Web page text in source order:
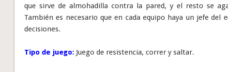
que sirve de almohadilla contra la pared, y el resto se
También es necesario que en cada equipo haya un jefe del
decisiones.
Tipo de juego: Juego de resistencia, correr y saltar.